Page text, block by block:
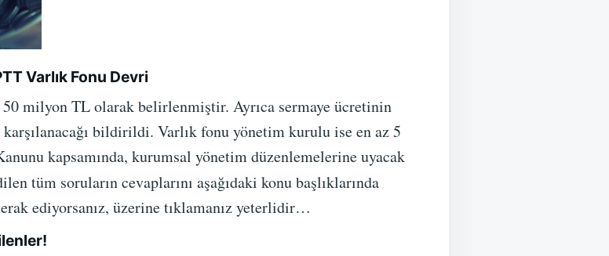
Varlık Fonu Devri
milyon TL olarak belirlenmiştir. Ayrıca sermaye ücretinin
bildirildi. Varlık fonu yönetim kurulu ise en az 5
kapsamında, kurumsal yönetim düzenlemelerine uyacak
tüm soruların cevaplarını aşağıdaki konu başlıklarında
ediyorsanız, üzerine tıklamanız yeterlidir…